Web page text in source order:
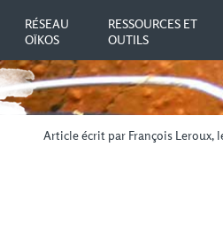
RÉSEAU
OÏKOS
RESSOURCES ET
OUTILS
Article écrit par François Leroux,